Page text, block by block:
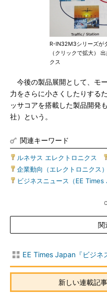
R-IN32M3シリーズが
（クリックで拡大）
クス
今後の製品展開として、モ
力をさらに小さくしたりする
ッサコアを搭載した製品開発
社）という。
関連キーワード
ルネサス エレクトロニクス
企業動向（エレクトロニクス）
ビジネスニュース（EE Times
関
EE Times Japan『ビジネ
新しい連載記